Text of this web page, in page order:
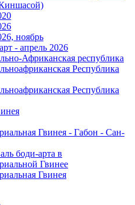
ноябрь
- апрель 2026
Африканская республика
Республика
Республика
Гвинея - Габон - Сан-
боди-арта в
Гвинее
Гвинея